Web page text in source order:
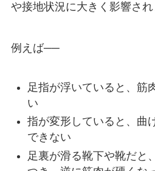
や接地状況に大きく影響され
例えば──
足指が浮いていると、筋
い
指が変形していると、曲
できない
足裏が滑る靴下や靴だと